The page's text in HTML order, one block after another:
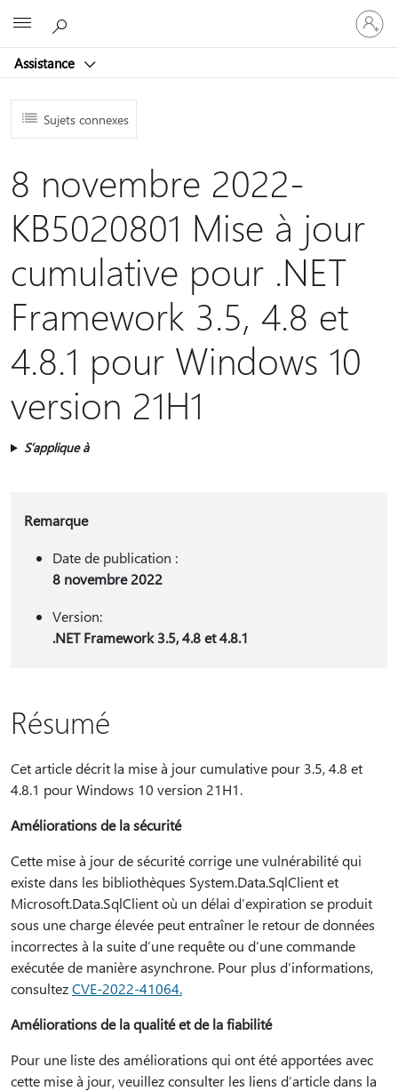
Assistance
vous
à
compte
Sujets connexes
8 novembre 2022-
KB5020801 Mise à jour
cumulative pour .NET
Framework 3.5, 4.8 et
4.8.1 pour Windows 10
version 21H1
S’applique à
Remarque
Date de publication :
8 novembre 2022
Version:
.NET Framework 3.5, 4.8 et 4.8.1
Résumé
Cet article décrit la mise à jour cumulative pour 3.5, 4.8 et
4.8.1 pour Windows 10 version 21H1.
Améliorations de la sécurité
Cette mise à jour de sécurité corrige une vulnérabilité qui
existe dans les bibliothèques System.Data.SqlClient et
Microsoft.Data.SqlClient où un délai d’expiration se produit
sous une charge élevée peut entraîner le retour de données
incorrectes à la suite d’une requête ou d’une commande
exécutée de manière asynchrone. Pour plus d’informations,
consultezCVE-2022-41064.
Améliorations de la qualité et de la fiabilité
Pour une liste des améliorations qui ont été apportées avec
cette mise à jour, veuillez consulter les liens d’article dans la